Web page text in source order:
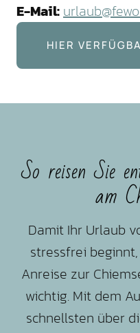
E-Mail:
HIER
So reisen Sie
am
Damit Ihr Urlaub
stressfrei
Anreise zur
wichtig. Mit dem
schnellsten über